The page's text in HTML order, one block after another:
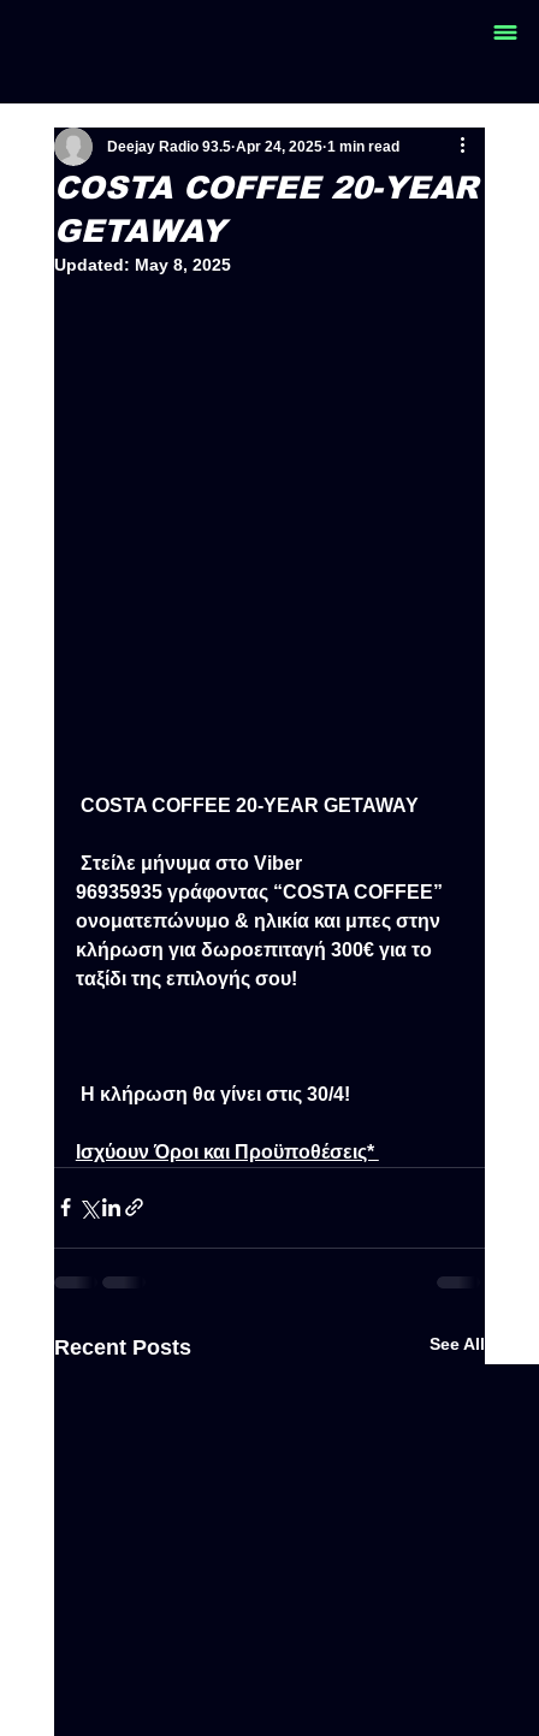
COSTA COFFEE 20-YEAR
GETAWAY
Deejay Radio 93.5 Apr 24, 2025 1 min read
Updated: May 8, 2025
COSTA COFFEE 20-YEAR GETAWAY
Στείλε μήνυμα στο Viber
96935935 γράφοντας “COSTA COFFEE”
ονοματεπώνυμο & ηλικία και μπες στην
κλήρωση για δωροεπιταγή 300€ για το
ταξίδι της επιλογής σου!
Η κλήρωση θα γίνει στις 30/4!
Ισχύουν Όροι και Προϋποθέσεις*
Recent Posts See All